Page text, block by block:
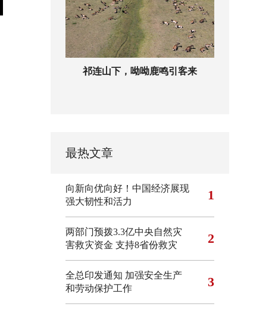
祁连山下，呦呦鹿鸣引客来
最热文章
向新向优向好！中国经济展现
强大韧性和活力
1
两部门预拨3.3亿中央自然灾
害救灾资金 支持8省份救灾
2
全总印发通知 加强安全生产
和劳动保护工作
3